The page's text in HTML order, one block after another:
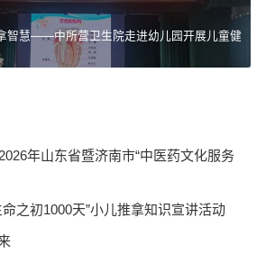
智慧——中所营卫生院走进幼儿园开展儿童健
年山东省暨济南市“中医药文化服务
命之初1000天”小儿推拿知识宣讲活动